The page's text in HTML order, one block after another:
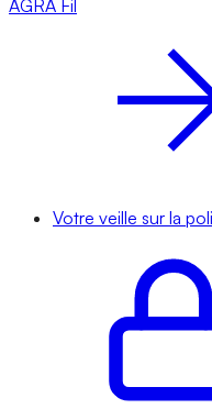
AGRA Fil
Votre veille sur la